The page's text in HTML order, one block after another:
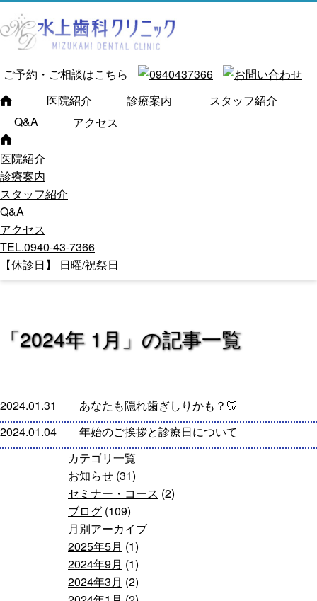
ご予約・ご相談はこちら
医院紹介
診療案内
スタッフ紹介
Q&A
アクセス
医院紹介
診療案内
スタッフ紹介
Q&A
アクセス
TEL.0940-43-7366
【休診日】 日曜/祝祭日
「2024年 1月」の記事一覧
2024.01.31
あなたも隠れ歯ぎしりかも？🦷
2024.01.04
年始のご挨拶と診療日について
カテゴリ一覧
お知らせ (31)
セミナー・コース (2)
ブログ (109)
月別アーカイブ
2025年5月 (1)
2024年9月 (1)
2024年3月 (2)